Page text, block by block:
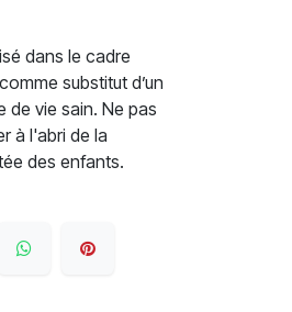
dans le cadre
substitut d’un
de vie sain. Ne pas
à l'abri de la
des enfants.